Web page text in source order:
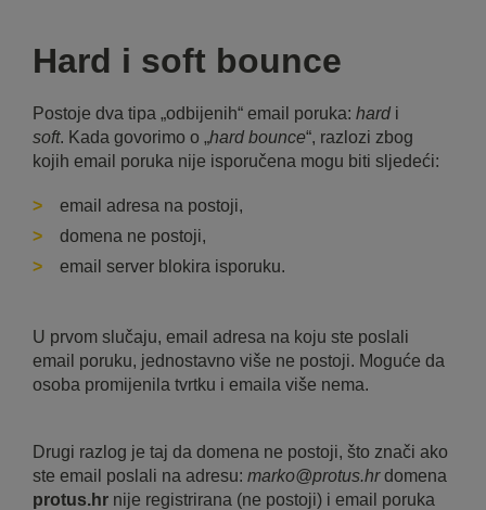
Hard i soft bounce
Postoje dva tipa „odbijenih“ email poruka: hard i
soft. Kada govorimo o „hard bounce“, razlozi zbog
kojih email poruka nije isporučena mogu biti sljedeći:
email adresa na postoji,
domena ne postoji,
email server blokira isporuku.
U prvom slučaju, email adresa na koju ste poslali
email poruku, jednostavno više ne postoji. Moguće da
osoba promijenila tvrtku i emaila više nema.
Drugi razlog je taj da domena ne postoji, što znači ako
ste email poslali na adresu: marko@protus.hrdomena
protus.hr nije registrirana (ne postoji) i email poruka